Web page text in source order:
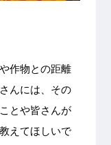
作物との距離
んには、その
とや皆さんが
えてほしいで